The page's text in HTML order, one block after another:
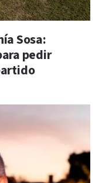
Sosa:
pedir